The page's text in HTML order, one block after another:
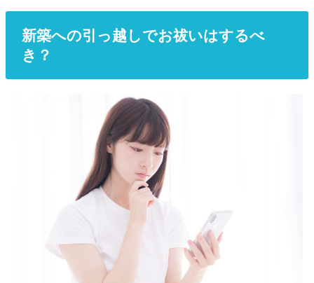
新築への引っ越しでお祓いはするべ
き？